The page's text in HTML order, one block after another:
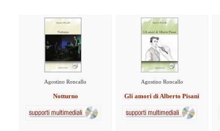
Agostino Roncallo
Notturno
Agostino Roncallo
Gli amori di Alberto Pisani